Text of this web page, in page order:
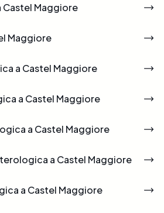
Castel Maggiore
Maggiore
a Castel Maggiore
a Castel Maggiore
a Castel Maggiore
a Castel Maggiore
a Castel Maggiore